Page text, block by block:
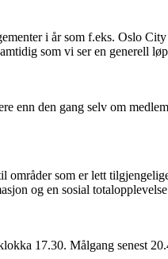
i år som f.eks. Oslo
som vi ser en generell
enn den gang selv om
områder som er lett
og en sosial
17.30. Målgang senest